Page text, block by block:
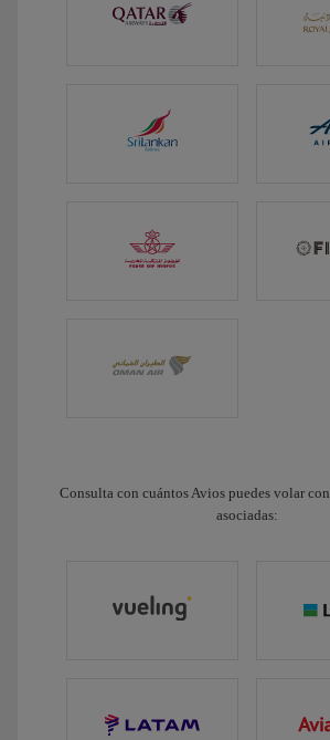
Consulta con cuántos Avios puedes volar con
asociadas: